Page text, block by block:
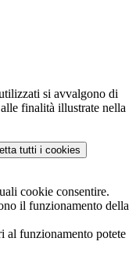
si avvalgono di
finalità illustrate nella
tutti i cookies
cookie consentire.
il funzionamento della
al funzionamento potete